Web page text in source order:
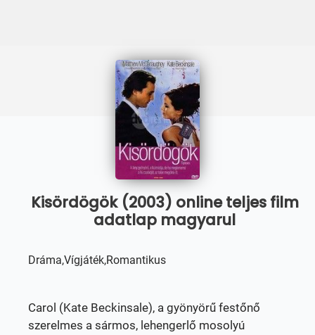
Kisördögök (2003) online teljes film
adatlap magyarul
Dráma,Vígjáték,Romantikus
Carol (Kate Beckinsale), a gyönyörű festőnő
szerelmes a sármos, lehengerlő mosolyú